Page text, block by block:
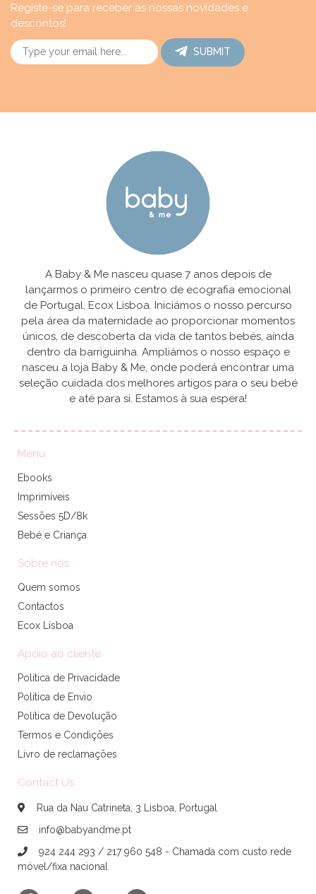
Registe-se para receber as nossas novidades e
descontos!
SUBMIT
A Baby & Me nasceu quase 7 anos depois de
lançarmos o primeiro centro de ecografia emocional
de Portugal, Ecox Lisboa. Iniciámos o nosso percurso
pela área da maternidade ao proporcionar momentos
únicos, de descoberta da vida de tantos bebés, ainda
dentro da barriguinha. Ampliámos o nosso espaço e
nasceu a loja Baby & Me, onde poderá encontrar uma
seleção cuidada dos melhores artigos para o seu bebé
e até para si. Estamos à sua espera!
Menu
Ebooks
Imprimíveis
Sessões 5D/8k
Bebé e Criança
Sobre nós
Quem somos
Contactos
Ecox Lisboa
Apoio ao cliente
Política de Privacidade
Política de Envio
Política de Devolução
Termos e Condições
Livro de reclamações
Contact Us
Rua da Nau Catrineta, 3 Lisboa, Portugal
info@babyandme.pt
924 244 293 / 217 960 548 - Chamada com custo rede
móvel/fixa nacional